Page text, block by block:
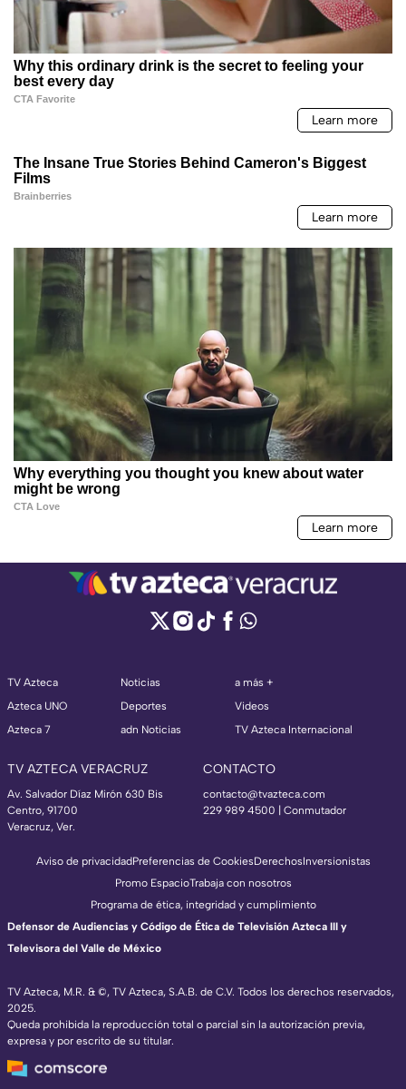
TV Azteca
Azteca UNO
Azteca 7
Noticias
Deportes
adn Noticias
a más +
Videos
TV Azteca Internacional
TV AZTECA VERACRUZ
Av. Salvador Díaz Mirón 630 Bis
Centro, 91700
Veracruz, Ver.
CONTACTO
contacto@tvazteca.com
229 989 4500 | Conmutador
TV Azteca, M.R. & ©, TV Azteca, S.A.B. de C.V. Todos los derechos reservados,
2025.
Queda prohibida la reproducción total o parcial sin la autorización previa,
expresa y por escrito de su titular.
Aviso de privacidadPreferencias de CookiesDerechosInversionistas
Promo EspacioTrabaja con nosotros
Programa de ética, integridad y cumplimiento
Defensor de Audiencias y Código de Ética de Televisión Azteca III y
Televisora del Valle de México